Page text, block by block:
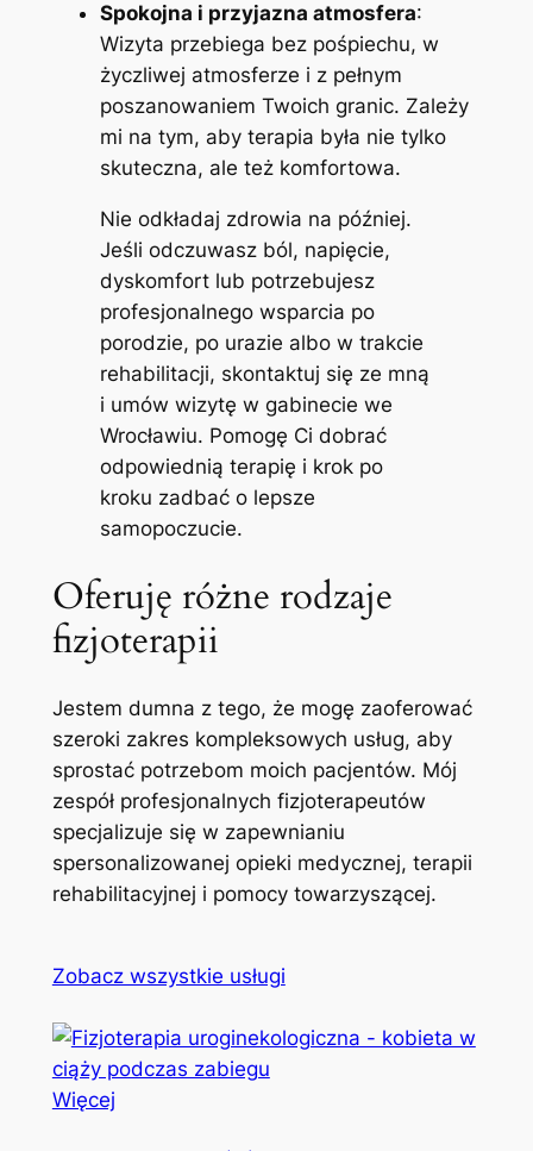
Spokojna i przyjazna atmosfera:
Wizyta przebiega bez pośpiechu, w
życzliwej atmosferze i z pełnym
poszanowaniem Twoich granic. Zależy
mi na tym, aby terapia była nie tylko
skuteczna, ale też komfortowa.
Nie odkładaj zdrowia na później.
Jeśli odczuwasz ból, napięcie,
dyskomfort lub potrzebujesz
profesjonalnego wsparcia po
porodzie, po urazie albo w trakcie
rehabilitacji, skontaktuj się ze mną
i umów wizytę w gabinecie we
Wrocławiu. Pomogę Ci dobrać
odpowiednią terapię i krok po
kroku zadbać o lepsze
samopoczucie.
Oferuję różne rodzaje
fizjoterapii
Jestem dumna z tego, że mogę zaoferować
szeroki zakres kompleksowych usług, aby
sprostać potrzebom moich pacjentów. Mój
zespół profesjonalnych fizjoterapeutów
specjalizuje się w zapewnianiu
spersonalizowanej opieki medycznej, terapii
rehabilitacyjnej i pomocy towarzyszącej.
Zobacz wszystkie usługi
Więcej